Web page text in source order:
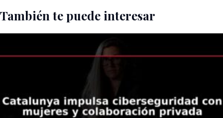
También te puede interesar